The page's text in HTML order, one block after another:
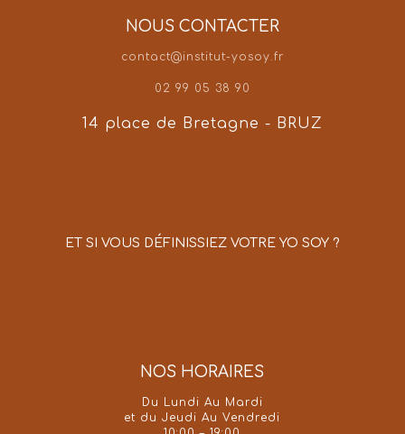
NOUS CONTACTER
contact@institut-yosoy.fr
02 99 05 38 90
14 place de Bretagne - BRUZ
ET SI VOUS DÉFINISSIEZ VOTRE YO SOY ?
NOS HORAIRES
Du Lundi Au Mardi
et du Jeudi Au Vendredi